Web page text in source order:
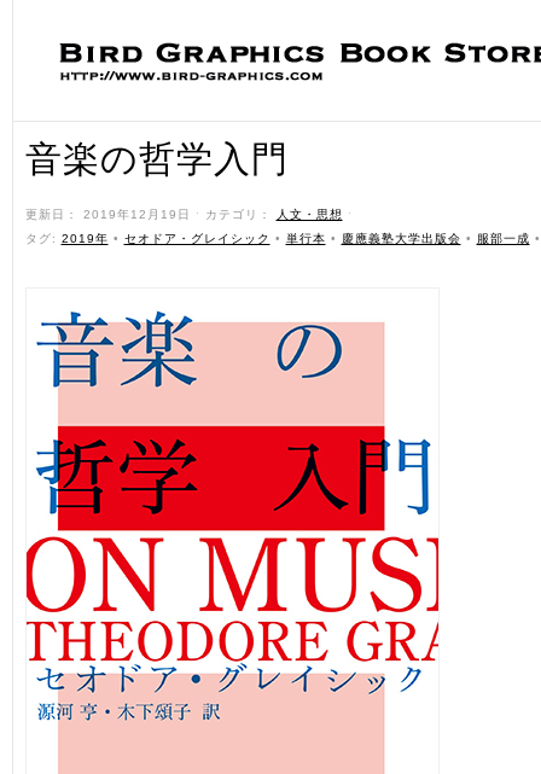
音楽の哲学入門
更新日： 2019年12月19日 ˑ カテゴリ： 人文・思想
ˑ
タグ: 2019年 • セオドア・グレイシック • 単行本 • 慶應義塾大学出版会 • 服部一成